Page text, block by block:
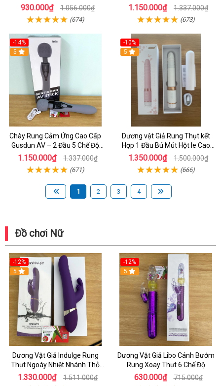
Liếm Kích Thích Âm Vật Cho Nữ
Tự Sướng
930.000₫ 1.056.000₫
(674)
Hợp Đầu Rung Kích Thích âm
Đạo Cho Nữ Tự Sướng
1.150.000₫ 1.337.000₫
(673)
-14%
5
Chày Rung Cảm Ứng Cao Cấp
Gusdun AV – 2 Đầu 5 Chế Độ
Rung Massage Kích Thích Điểm
G Cho Nữ
1.150.000₫ 1.337.000₫
(671)
-10%
5
Dương vật Giả Rung Thụt kết
Hợp 1 Đầu Bú Mút Hột le Cao
Cấp Kích Thích Nữ
1.350.000₫ 1.500.000₫
(666)
1 2 3 4
Đồ chơi Nữ
-12%
5
Dương Vật Giả Indulge Rung
Thụt Ngoáy Nhiệt Nhánh Thỏ
Kích Điểm G
1.330.000₫ 1.511.000₫
-12%
5
Dương Vật Giả Libo Cánh Bướm
Rung Xoay Thụt 6 Chế Độ
630.000₫ 715.000₫